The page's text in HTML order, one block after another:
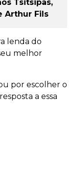
Tsitsipas,
Arthur Fils
lenda do
melhor
por escolher o
a essa